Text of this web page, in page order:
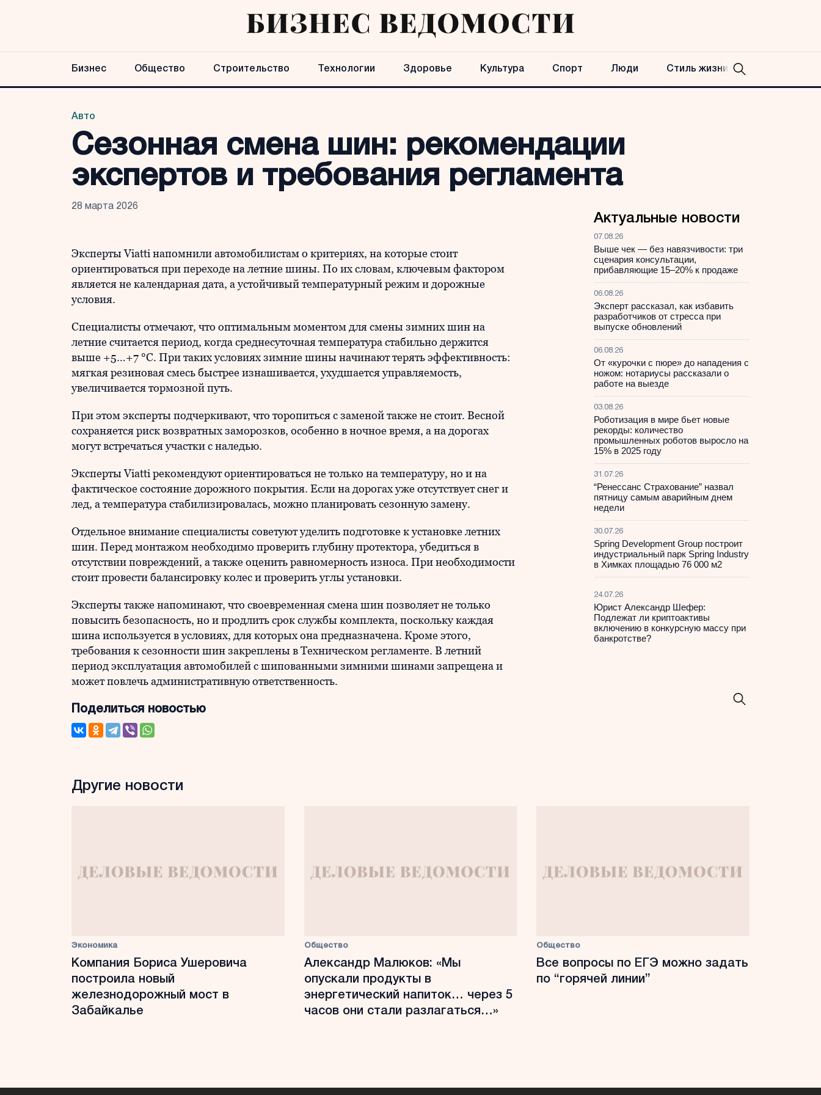
Бизнес Общество Строительство Технологии Здоровье Культура Спорт Люди Стиль жизни
Авто
Сезонная смена шин: рекомендации
экспертов и требования регламента
28 марта 2026
Эксперты Viatti напомнили автомобилистам о критериях, на которые стоит
ориентироваться при переходе на летние шины. По их словам, ключевым фактором
является не календарная дата, а устойчивый температурный режим и дорожные
условия.
Специалисты отмечают, что оптимальным моментом для смены зимних шин на
летние считается период, когда среднесуточная температура стабильно держится
выше +5…+7 °C. При таких условиях зимние шины начинают терять эффективность:
мягкая резиновая смесь быстрее изнашивается, ухудшается управляемость,
увеличивается тормозной путь.
При этом эксперты подчеркивают, что торопиться с заменой также не стоит. Весной
сохраняется риск возвратных заморозков, особенно в ночное время, а на дорогах
могут встречаться участки с наледью.
Эксперты Viatti рекомендуют ориентироваться не только на температуру, но и на
фактическое состояние дорожного покрытия. Если на дорогах уже отсутствует снег и
лед, а температура стабилизировалась, можно планировать сезонную замену.
Отдельное внимание специалисты советуют уделить подготовке к установке летних
шин. Перед монтажом необходимо проверить глубину протектора, убедиться в
отсутствии повреждений, а также оценить равномерность износа. При необходимости
стоит провести балансировку колес и проверить углы установки.
Эксперты также напоминают, что своевременная смена шин позволяет не только
повысить безопасность, но и продлить срок службы комплекта, поскольку каждая
шина используется в условиях, для которых она предназначена. Кроме этого,
требования к сезонности шин закреплены в Техническом регламенте. В летний
период эксплуатация автомобилей с шипованными зимними шинами запрещена и
может повлечь административную ответственность.
Поделиться новостью
Актуальные новости
07.08.26
Выше чек — без навязчивости: три
сценария консультации,
прибавляющие 15–20% к продаже
06.08.26
Эксперт рассказал, как избавить
разработчиков от стресса при
выпуске обновлений
06.08.26
От «курочки с пюре» до нападения с
ножом: нотариусы рассказали о
работе на выезде
03.08.26
Роботизация в мире бьет новые
рекорды: количество
промышленных роботов выросло на
15% в 2025 году
31.07.26
“Ренессанс Страхование” назвал
пятницу самым аварийным днем
недели
30.07.26
Spring Development Group построит
индустриальный парк Spring Industry
в Химках площадью 76 000 м2
24.07.26
Юрист Александр Шефер:
Подлежат ли криптоактивы
включению в конкурсную массу при
банкротстве?
Другие новости
Экономика
Компания Бориса Ушеровича
построила новый
железнодорожный мост в
Забайкалье
Общество
Александр Малюков: «Мы
опускали продукты в
энергетический напиток… через 5
часов они стали разлагаться…»
Общество
Все вопросы по ЕГЭ можно задать
по “горячей линии”